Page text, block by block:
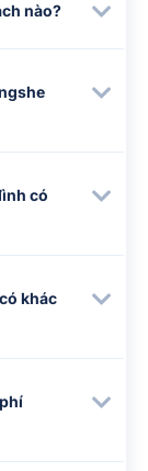
nào?
có
khác